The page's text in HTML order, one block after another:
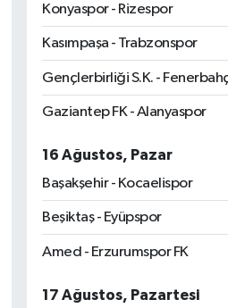
Konyaspor - Rizespor
Kasımpaşa - Trabzonspor
Gençlerbirliği S.K. -
Gaziantep FK - Alanyaspor
16 Ağustos, Pazar
Başakşehir - Kocaelispor
Beşiktaş - Eyüpspor
Amed - Erzurumspor FK
17 Ağustos, Pazartesi